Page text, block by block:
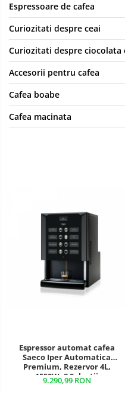
Espressoare de cafea
Curiozitati despre ceai
Curiozitati despre ciocolata
Accesorii pentru cafea
Cafea boabe
Cafea macinata
Espressor automat cafea
Saeco Iper Automatica
Premium, Rezervor 4L,
1550W, 8 Selecții
9.290,99 RON